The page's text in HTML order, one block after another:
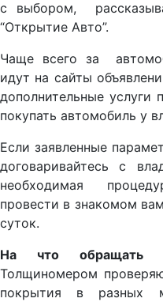
с выбором,
“Открытие Авто”.
Чаще всего за
идут на сайты
дополнительные услуги
покупать автомобиль у
Если заявленные
договаривайтесь с
необходимая
провести в знакомом
суток.
На что обращать
Толщиномером
покрытия в разных